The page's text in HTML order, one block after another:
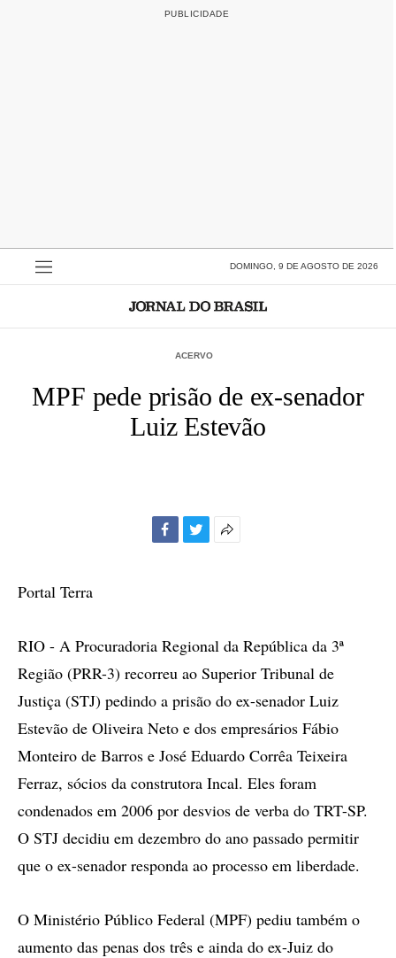
DOMINGO, 9 DE AGOSTO DE 2026
ACERVO
MPF pede prisão de ex-senador
Luiz Estevão
Portal Terra
RIO - A Procuradoria Regional da República da 3ª
Região (PRR-3) recorreu ao Superior Tribunal de
Justiça (STJ) pedindo a prisão do ex-senador Luiz
Estevão de Oliveira Neto e dos empresários Fábio
Monteiro de Barros e José Eduardo Corrêa Teixeira
Ferraz, sócios da construtora Incal. Eles foram
condenados em 2006 por desvios de verba do TRT-SP.
O STJ decidiu em dezembro do ano passado permitir
que o ex-senador responda ao processo em liberdade.
O Ministério Público Federal (MPF) pediu também o
aumento das penas dos três e ainda do ex-Juiz do